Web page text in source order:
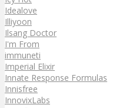
Idealove
Illiyoon
Ilsang Doctor
I'm From
immuneti
Imperial Elixir
Innate Response Formulas
Innisfree
InnovixLabs